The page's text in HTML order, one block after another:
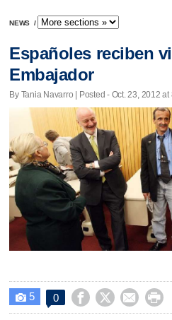
NEWS /
Españoles reciben
Embajador
By Tania Navarro | Posted - Oct. 23, 2012 at
 5 0    